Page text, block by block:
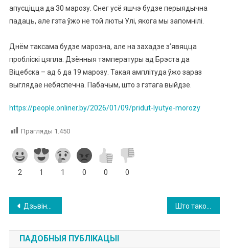
апусціцца да 30 марозу. Снег усё яшчэ будзе перыядычна
падаць, але гэта ўжо не той люты Улі, якога мы запомнілі.
Днём таксама будзе марозна, але на захадзе з’явяцца
пробліскі цяпла. Дзённыя тэмпературы ад Брэста да
Віцебска – ад 6 да 19 марозу. Такая амплітуда ўжо зараз
выглядае небяспечна. Пабачым, што з гэтага выйдзе.
https://people.onliner.by/2026/01/09/pridut-lyutye-morozy
Прагляды 1.450
2 1 1 0 0 0
Навігацыя
па
Дзьвіна ў Бешанковічах 8-га студзеня 2026 года (фотаздымкі) Што такое бірка, і навошта яна была ў школе? Адказвае Максім Гарэцкі
ПАДОБНЫЯ ПУБЛІКАЦЫІ